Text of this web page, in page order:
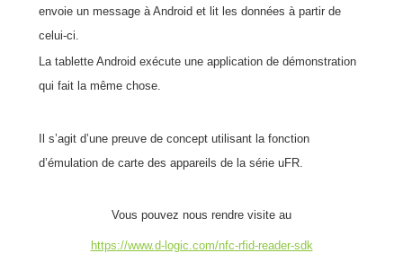
envoie un message à Android et lit les données à partir de
celui-ci.
La tablette Android exécute une application de démonstration
qui fait la même chose.
Il s’agit d’une preuve de concept utilisant la fonction
d’émulation de carte des appareils de la série uFR.
Vous pouvez nous rendre visite au
https://www.d-logic.com/nfc-rfid-reader-sdk